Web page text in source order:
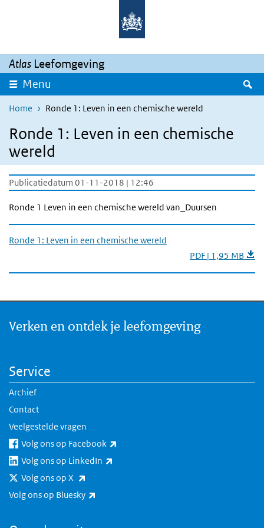
Overslaan en naar de inhoud gaan
Atlas Leefomgeving
Menu
Home Ronde 1: Leven in een chemische wereld
Ronde 1: Leven in een chemische
wereld
Publicatiedatum 01-11-2018 | 12:46
Ronde 1 Leven in een chemische wereld van_Duursen
Ronde 1: Leven in een chemische wereld
PDF | 1,95 MB
Verken en ontdek je leefomgeving
Service
Archief
Contact
Veelgestelde vragen
Volg ons op Facebook
Volg ons op LinkedIn
Volg ons op X
Volg ons op Bluesky